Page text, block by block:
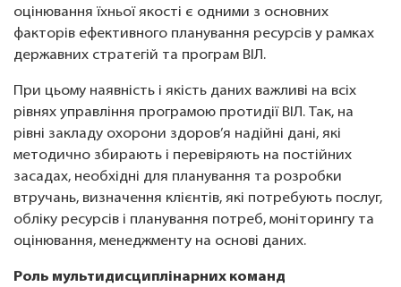
оцінювання їхньої якості є одними з основних
факторів ефективного планування ресурсів у рамках
державних стратегій та програм ВІЛ.
При цьому наявність і якість даних важливі на всіх
рівнях управління програмою протидії ВІЛ. Так, на
рівні закладу охорони здоров’я надійні дані, які
методично збирають і перевіряють на постійних
засадах, необхідні для планування та розробки
втручань, визначення клієнтів, які потребують послуг,
обліку ресурсів і планування потреб, моніторингу та
оцінювання, менеджменту на основі даних.
Роль мультидисциплінарних команд